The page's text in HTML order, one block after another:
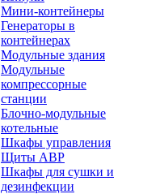
Мини-контейнеры
Генераторы в
контейнерах
Модульные здания
Модульные
компрессорные
станции
Блочно-модульные
котельные
Шкафы управления
Щиты АВР
Шкафы для сушки и
дезинфекции